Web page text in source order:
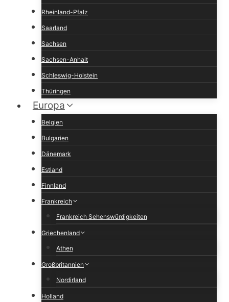
Rheinland-Pfalz
Saarland
Sachsen
Sachsen-Anhalt
Schleswig-Holstein
Thüringen
Europa
Belgien
Bulgarien
Dänemark
Estland
Finnland
Frankreich
Frankreich Sehenswürdigkeiten
Griechenland
Athen
Großbritannien
Nordirland
Holland